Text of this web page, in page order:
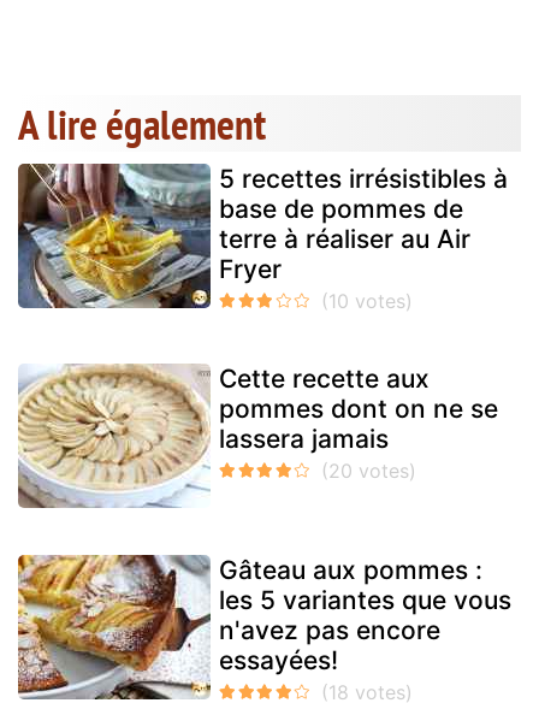
A lire également
5 recettes irrésistibles à
base de pommes de
terre à réaliser au Air
Fryer
Cette recette aux
pommes dont on ne se
lassera jamais
Gâteau aux pommes :
les 5 variantes que vous
n'avez pas encore
essayées!